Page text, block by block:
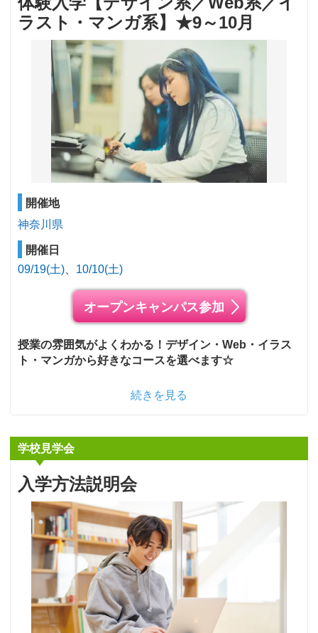
ラスト・マンガ系】★9～10月
開催地
神奈川県
開催日
09/19(土)
10/10(土)
オープンキャンパス参加
授業の雰囲気がよくわかる！デザイン・Web・イラス
ト・マンガから好きなコースを選べます☆
続きを見る
学校見学会
入学方法説明会